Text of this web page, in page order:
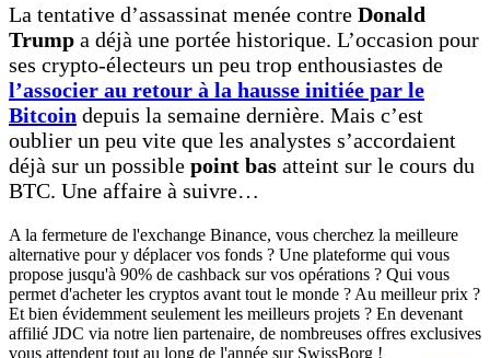
La tentative d’assassinat menée contre Donald
Trump a déjà une portée historique. L’occasion pour
ses crypto-électeurs un peu trop enthousiastes de
l’associer au retour à la hausse initiée par le
Bitcoin depuis la semaine dernière. Mais c’est
oublier un peu vite que les analystes s’accordaient
déjà sur un possible point bas atteint sur le cours du
BTC. Une affaire à suivre…
A la fermeture de l'exchange Binance, vous cherchez la meilleure
alternative pour y déplacer vos fonds ? Une plateforme qui vous
propose jusqu'à 90% de cashback sur vos opérations ? Qui vous
permet d'acheter les cryptos avant tout le monde ? Au meilleur prix ?
Et bien évidemment seulement les meilleurs projets ? En devenant
affilié JDC via notre lien partenaire, de nombreuses offres exclusives
vous attendent tout au long de l'année sur SwissBorg !